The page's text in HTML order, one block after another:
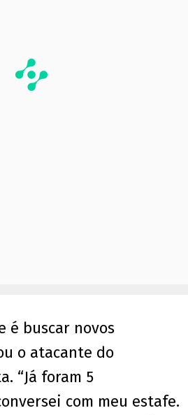
é buscar novos
o atacante do
“Já foram 5
com meu estafe.